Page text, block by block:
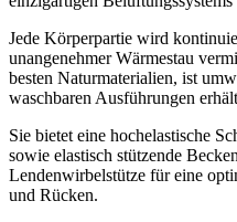
Jede Körperpartie wird
unangenehmer Wärmestau
besten Naturmaterialien, ist
waschbaren Ausführungen
Sie bietet eine hochelastische
sowie elastisch stützende
Lendenwirbelstütze für eine
und Rücken.